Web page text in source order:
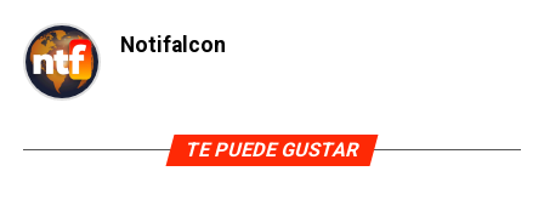
Notifalcon
TE PUEDE GUSTAR